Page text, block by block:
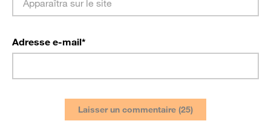
Adresse e-mail*